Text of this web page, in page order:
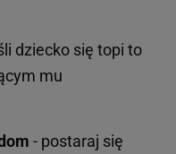
dziecko się topi to
mu
- postaraj się